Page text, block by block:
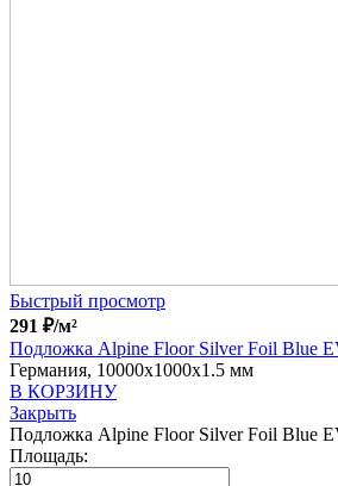
Быстрый просмотр
291 ₽/м²
Подложка Alpine Floor Silver Foil Blue
Германия, 10000x1000x1.5 мм
В КОРЗИНУ
Закрыть
Подложка Alpine Floor Silver Foil Blue
Площадь: